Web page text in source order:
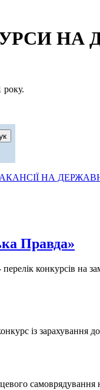
НА
НА
Правда»
перелік конкурсів
із зарахування